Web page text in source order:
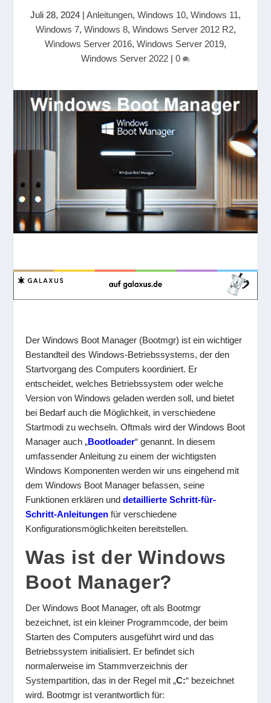
Juli 28, 2024 | Anleitungen, Windows 10, Windows 11,
Windows 7, Windows 8, Windows Server 2012 R2,
Windows Server 2016, Windows Server 2019,
Windows Server 2022 | 0
Der Windows Boot Manager (Bootmgr) ist ein wichtiger
Bestandteil des Windows-Betriebssystems, der den
Startvorgang des Computers koordiniert. Er
entscheidet, welches Betriebssystem oder welche
Version von Windows geladen werden soll, und bietet
bei Bedarf auch die Möglichkeit, in verschiedene
Startmodi zu wechseln. Oftmals wird der Windows Boot
Manager auch „Bootloader“ genannt. In diesem
umfassender Anleitung zu einem der wichtigsten
Windows Komponenten werden wir uns eingehend mit
dem Windows Boot Manager befassen, seine
Funktionen erklären unddetaillierte Schritt-für-
Schritt-Anleitungen für verschiedene
Konfigurationsmöglichkeiten bereitstellen.
Was ist der Windows
Boot Manager?
Der Windows Boot Manager, oft als Bootmgr
bezeichnet, ist ein kleiner Programmcode, der beim
Starten des Computers ausgeführt wird und das
Betriebssystem initialisiert. Er befindet sich
normalerweise im Stammverzeichnis der
Systempartition, das in der Regel mit „C:“ bezeichnet
wird. Bootmgr ist verantwortlich für: